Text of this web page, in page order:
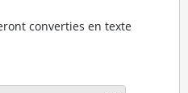
converties en texte